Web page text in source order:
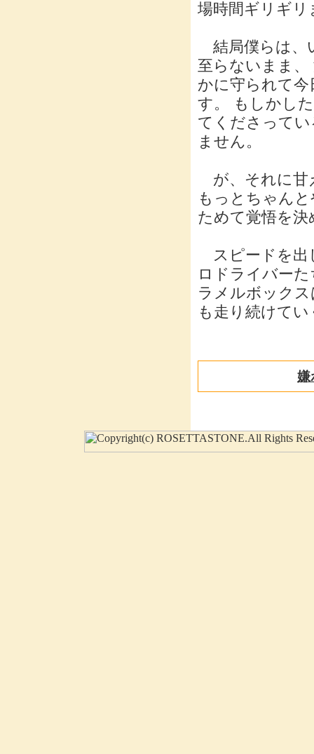
場時間ギリギ
結局僕らは、
至らないまま
かに守られて
す。 もしかし
てくださって
ません。
が、それに甘
もっとちゃん
ためて覚悟を
スピードを出
ロドライバー
ラメルボック
も走り続けて
嫌